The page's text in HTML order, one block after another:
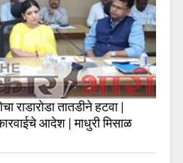
राडारोडा तातडीने हटवा |
आदेश | माधुरी मिसाळ